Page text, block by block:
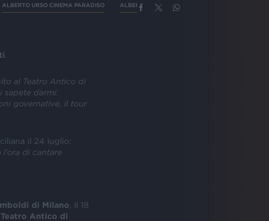
ALBERTO URSO CINEMA PARADISO ALBERTO URSO TOUR
al Teatro Antico di
sapete darmi.
governative, il tour
il 24 luglio:
di cantare
di Milano , il 18
Teatro Antico di